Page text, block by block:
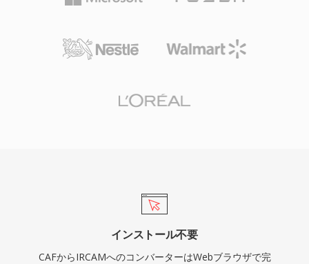
インストール不要
CAFからIRCAMへのコンバーターはWebブラウザで完